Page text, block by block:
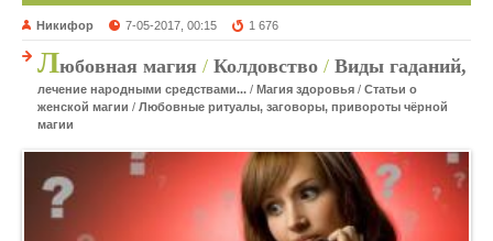
Никифор 7-05-2017, 00:15 1 676
Любовная магия / Колдовство / Виды гаданий,
лечение народными средствами... / Магия здоровья / Статьи о
женской магии / Любовные ритуалы, заговоры, привороты чёрной
магии